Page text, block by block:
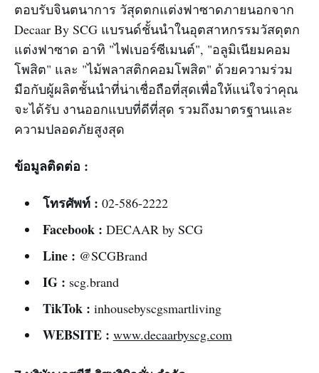
ตอบรับจินตนาการ วัสุดตกแต่งฟาซาดภายนอกจาก
Decaar By SCG แบรนด์ชั้นนำในอุตสาหกรรมวัสดุตก
แต่งฟาซาด อาทิ "ไฟเบอร์ซีเมนต์", "อลูมิเนียมคอม
โพสิต" และ "ไม้พลาสติกคอมโพสิต" ด้วยความร่วม
มือกับผู้ผลิตชั้นนำที่น่าเชื่อถือที่สุดเพื่อให้แน่ใจว่าคุณ
จะได้รับ งานออกแบบที่ดีที่สุด รวมถึงมาตรฐานและ
ความปลอดภัยสูงสุด
ข้อมูลติดต่อ :
โทรศัพท์ : 02-586-2222
Facebook : DECAAR by SCG
Line : @SCGBrand
IG : scg.brand
TikTok : inhousebyscgsmartliving
WEBSITE : www.decaarbyscg.com